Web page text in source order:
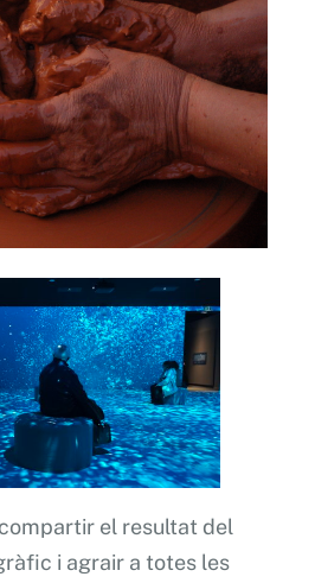
el resultat del
i agrair a totes les